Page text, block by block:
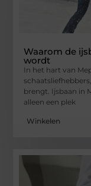
Waarom de
wordt
In het hart van
brengt. Ijsbaan in
alleen een plek
Winkelen